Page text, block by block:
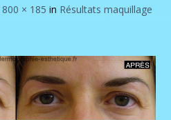
800 × 185 in Résultats maquillage